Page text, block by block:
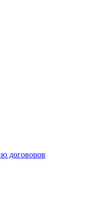
договоров